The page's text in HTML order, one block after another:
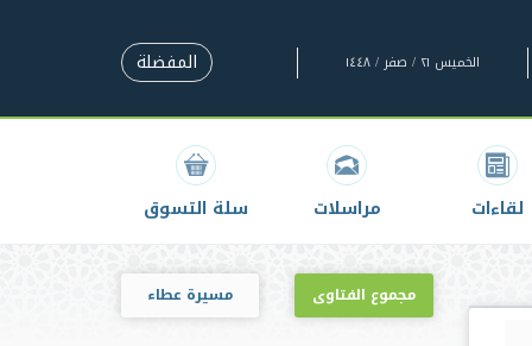
الخميس ٢١ / صفر / ١٤٤٨ المفضلة
لقاءات مراسلات سلة التسوق
مجموع الفتاوى مسيرة عطاء